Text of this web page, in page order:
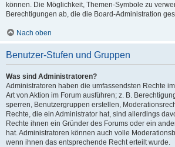
können. Die Möglichkeit, Themen-Symbole zu
Berechtigungen ab, die die Board-Administration
Nach oben
Benutzer-Stufen und Gruppen
Was sind Administratoren?
Administratoren haben die umfassendsten Rechte
Art von Aktion im Forum ausführen; z. B.
sperren, Benutzergruppen erstellen,
Rechte, die ein Administrator hat, sind allerdings
Rechte ihnen ein Gründer des Forums oder ein
hat. Administratoren können auch volle
wenn ihnen das entsprechende Recht erteilt wurde.